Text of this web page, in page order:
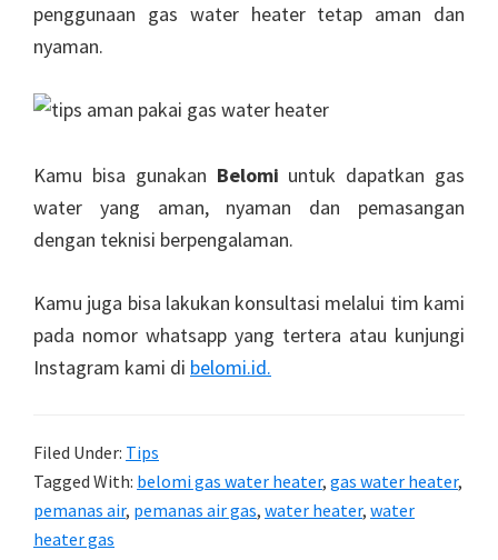
penggunaan gas water heater tetap aman dan
nyaman.
Kamu bisa gunakan Belomi untuk dapatkan gas
water yang aman, nyaman dan pemasangan
dengan teknisi berpengalaman.
Kamu juga bisa lakukan konsultasi melalui tim kami
pada nomor whatsapp yang tertera atau kunjungi
Instagram kami di belomi.id.
Filed Under: Tips
Tagged With: belomi gas water heater, gas water heater,
pemanas air, pemanas air gas, water heater, water
heater gas